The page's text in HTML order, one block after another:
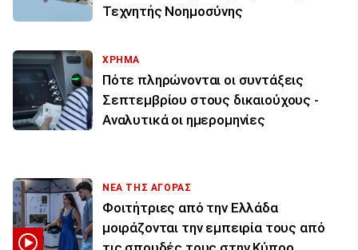
Τεχνητής Νοημοσύνης
ΧΡΗΜΑ
Πότε πληρώνονται οι συντάξεις
Σεπτεμβρίου στους δικαιούχους -
Αναλυτικά οι ημερομηνίες
ΝΕΑ ΤΗΣ ΑΓΟΡΑΣ
Φοιτήτριες από την Ελλάδα
μοιράζονται την εμπειρία τους από